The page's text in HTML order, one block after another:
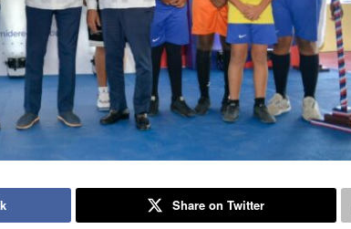
Share on Twitter